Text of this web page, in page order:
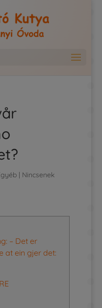
| Nincsenek
– Det er
at ein gjer det: